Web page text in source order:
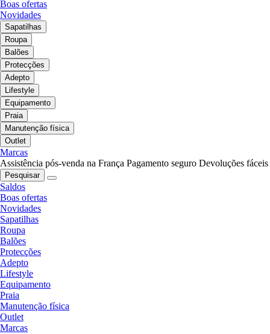
Boas ofertas
Novidades
Sapatilhas
Roupa
Balões
Protecções
Adepto
Lifestyle
Equipamento
Praia
Manutenção física
Outlet
Marcas
Assistência pós-venda na França Pagamento seguro Devoluções fáceis
Pesquisar
Saldos
Boas ofertas
Novidades
Sapatilhas
Roupa
Balões
Protecções
Adepto
Lifestyle
Equipamento
Praia
Manutenção física
Outlet
Marcas